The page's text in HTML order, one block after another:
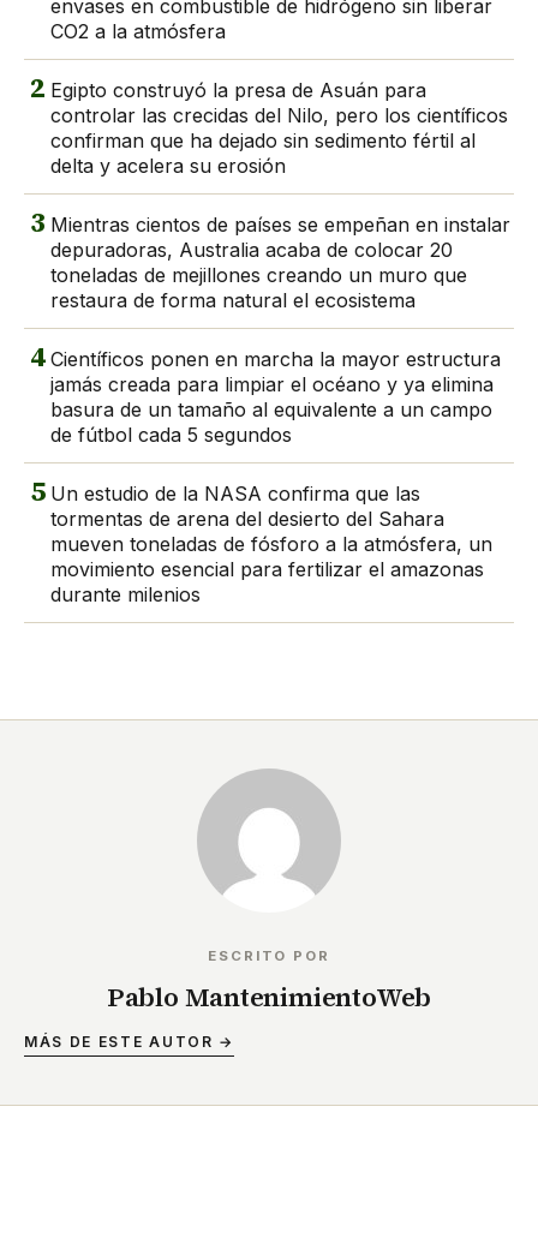
envases en combustible de hidrógeno sin liberar
CO2 a la atmósfera
2 Egipto construyó la presa de Asuán para
controlar las crecidas del Nilo, pero los científicos
confirman que ha dejado sin sedimento fértil al
delta y acelera su erosión
3 Mientras cientos de países se empeñan en instalar
depuradoras, Australia acaba de colocar 20
toneladas de mejillones creando un muro que
restaura de forma natural el ecosistema
4 Científicos ponen en marcha la mayor estructura
jamás creada para limpiar el océano y ya elimina
basura de un tamaño al equivalente a un campo
de fútbol cada 5 segundos
5 Un estudio de la NASA confirma que las
tormentas de arena del desierto del Sahara
mueven toneladas de fósforo a la atmósfera, un
movimiento esencial para fertilizar el amazonas
durante milenios
ESCRITO POR
Pablo MantenimientoWeb
MÁS DE ESTE AUTOR →